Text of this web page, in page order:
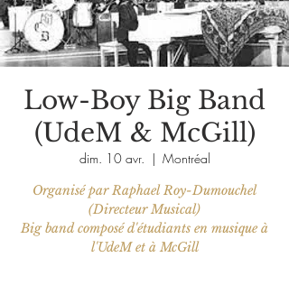
Low-Boy Big Band
(UdeM & McGill)
dim. 10 avr.
  |
Montréal
Organisé par Raphael Roy-Dumouchel
(Directeur Musical)
Big band composé d'étudiants en musique à
l'UdeM et à McGill